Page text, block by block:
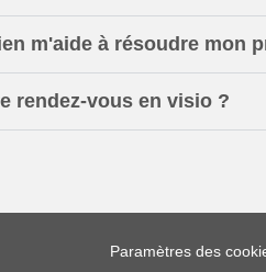
m'aide à résoudre mon
rendez-vous en visio ?
Paramètres des